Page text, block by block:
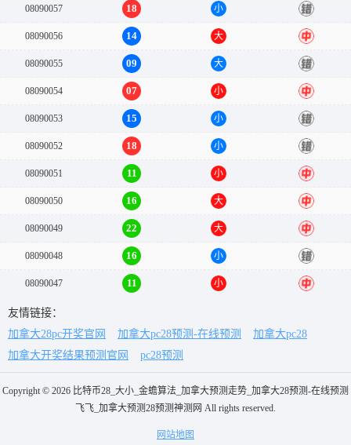
08090057 18 小 错
08090056 14 大 中
08090055 09 大 错
08090054 07 小 中
08090053 15 小 错
08090052 18 小 错
08090051 11 小 中
08090050 16 大 中
08090049 22 大 中
08090048 16 小 错
08090047 11 小 中
友情链接：
加拿大28pc开奖官网
加拿大pc28预测-在线预测
加拿大pc28
加拿大开奖结果预测官网
pc28预测
Copyright © 2026 比特币28_大小_金蟾算法_加拿大预测走势_加拿大28预测-在线预测
飞飞_加拿大预测28预测神测网 All rights reserved.
网站地图